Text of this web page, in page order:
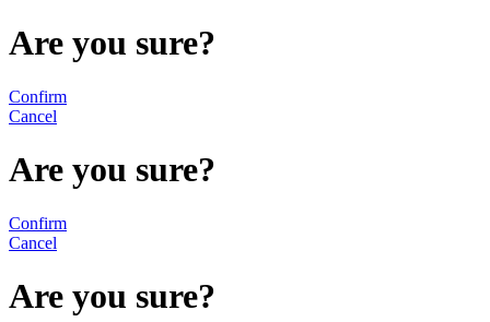
Are you sure?
Confirm
Cancel
Are you sure?
Confirm
Cancel
Are you sure?